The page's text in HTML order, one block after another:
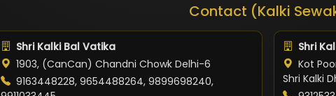
Contact (Kalki
Shri Kalki Bal Vatika
1903, (CanCan) Chandni Chowk Delhi-6
9163448228, 9654488264, 9899698240,
Shri
Kot
Shri Kalki